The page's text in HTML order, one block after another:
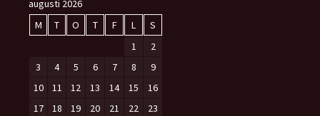
augusti 2026
M
T O T F L
S
1
2
3
4 5 6 7 8
9
10
11 12 13 14 15
16
17
18 19 20 21 22
23